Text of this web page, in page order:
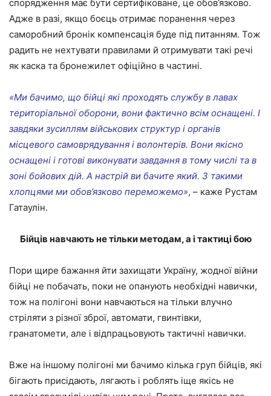
спорядження має бути сертифіковане, це обов’язково.
Адже в разі, якщо боєць отримає поранення через
саморобний бронік компенсація буде під питанням. Тож
радить не нехтувати правилами й отримувати такі речі
як каска та бронежилет офіційно в частині.
«Ми бачимо, що бійці які проходять службу в лавах
територіальної оборони, вони фактично всім оснащені. І
завдяки зусиллям військових структур і органів
місцевого самоврядування і волонтерів. Вони якісно
оснащені і готові виконувати завдання в тому числі та в
зоні бойових дій. А настрій ви бачите який. З такими
хлопцями ми обов’язково переможемо», – каже Рустам
Гатаулін.
Бійців навчають не тільки методам, а і тактиці бою
Пори щире бажання йти захищати Україну, жодної війни
бійці не побачать, поки не опанують необхідні навички,
тож на полігоні вони навчаються на тільки влучно
стріляти з різної зброї, автомати, гвинтівки,
гранатомети, але і відпрацьовують тактичні навички.
Вже на іншому полігоні ми бачимо кілька груп бійців, які
бігають присідають, лягають і роблять іще якісь не